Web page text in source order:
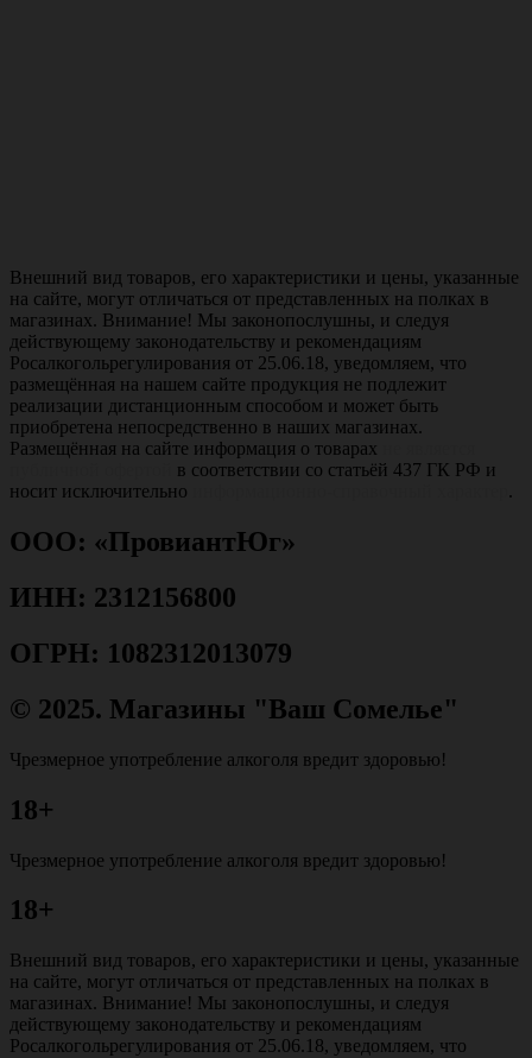
Внешний вид товаров, его характеристики и цены, указанные
на сайте, могут отличаться от представленных на полках в
магазинах. Внимание! Мы законопослушны, и следуя
действующему законодательству и рекомендациям
Росалкогольрегулирования от 25.06.18, уведомляем, что
размещённая на нашем сайте продукция не подлежит
реализации дистанционным способом и может быть
приобретена непосредственно в наших магазинах.
Размещённая на сайте информация о товарах
в соответствии со статьёй 437 ГК РФ и
носит исключительно
.
ООО: «ПровиантЮг»
ИНН: 2312156800
ОГРН: 1082312013079
© 2025. Магазины "Ваш Сомелье"
Чрезмерное употребление алкоголя вредит здоровью!
18+
Чрезмерное употребление алкоголя вредит здоровью!
18+
Внешний вид товаров, его характеристики и цены, указанные
на сайте, могут отличаться от представленных на полках в
магазинах. Внимание! Мы законопослушны, и следуя
действующему законодательству и рекомендациям
Росалкогольрегулирования от 25.06.18, уведомляем, что